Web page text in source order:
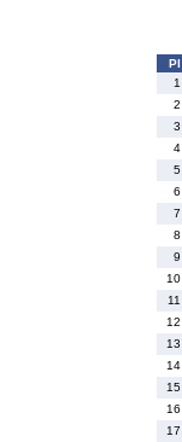
Pl
1
2
3
4
5
6
7
8
9
10
11
12
13
14
15
16
17